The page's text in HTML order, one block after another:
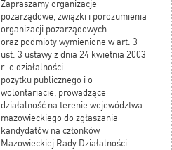
Zapraszamy organizacje
pozarządowe, związki i porozumienia
organizacji pozarządowych
oraz podmioty wymienione w art. 3
ust. 3 ustawy z dnia 24 kwietnia 2003
r. o działalności
pożytku publicznego i o
wolontariacie, prowadzące
działalność na terenie województwa
mazowieckiego do zgłaszania
kandydatów na członków
Mazowieckiej Rady Działalności